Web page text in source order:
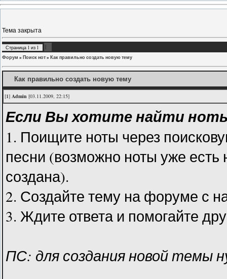
Тема закрыта
Страница 1 из 1 1
Форум »Поиск нот»Как правильно создать новую тему
Как правильно создать новую тему
[1] Admin [03.11.2009, 22:15]
Если Вы хотите найти
1. Поищите ноты через
песни (возможно ноты уже
создана).
2. Создайте тему на форуме с
3. Ждите ответа и помогайте
ПС: для создания новой темы